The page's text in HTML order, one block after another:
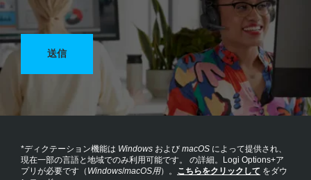
送信
*ディクテーション機能は Windows および macOS によって提供され、
現在一部の言語と地域でのみ利用可能です。
の詳細。Logi Options+ア
プリが必要です（ Windows/macOS用）。 こちらをクリックして をダウ